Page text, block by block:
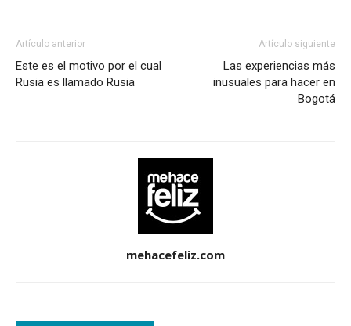
Artículo anterior
Este es el motivo por el cual
Rusia es llamado Rusia
Artículo siguiente
Las experiencias más
inusuales para hacer en
Bogotá
mehacefeliz.com